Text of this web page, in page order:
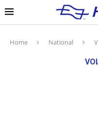
Home National